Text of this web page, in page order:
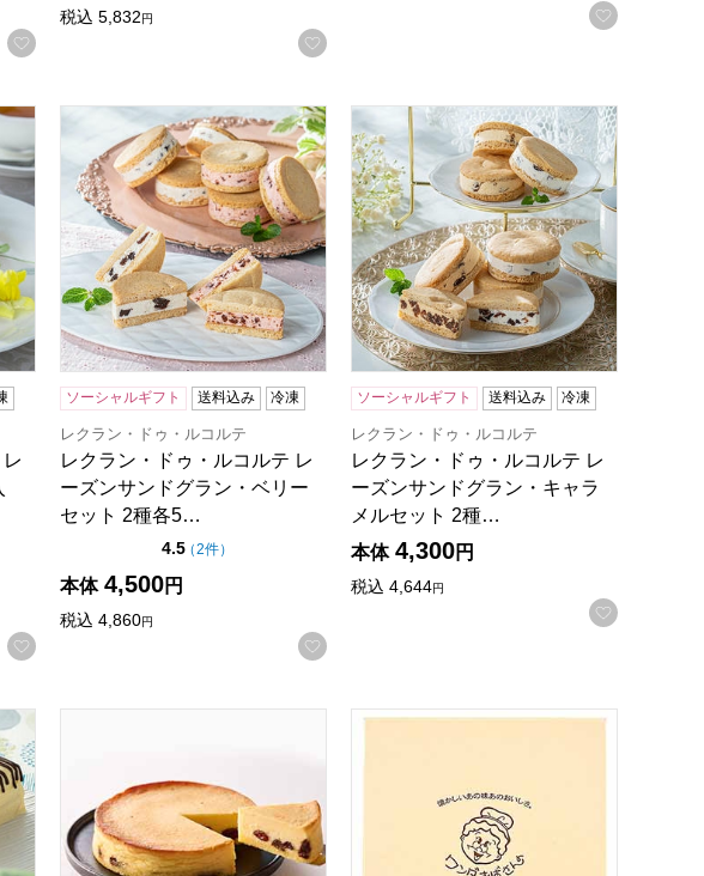
お気に入りに登録する
税込 5,832円
お気に入りに登録する
お気に入
ーズンサンドグラン 10個入【おいしいお取り寄せ】
お気に入りに登録する
レクラン・ドゥ・ルコルテ レーズンサンドグラン・ベリーセット 2種各5
ソーシャルギフト 送料込み 冷凍
レクラン・ドゥ・ルコルテ
レクラン・ドゥ・ルコルテ レ
ーズンサンドグラン・ベリー
セット 2種各5…
4.5点（5点満点中）
（2件の評価
）
本体 4,500円
税込 4,860円
お気に入りに登録する
レクラン・ドゥ・ルコルテ レーズンサ
ソーシャルギフト 送料込み 冷凍
レクラン・ドゥ・ルコルテ
レクラン・ドゥ・ルコルテ レ
ーズンサンドグラン・キャラ
メルセット 2種…
本体 4,300円
税込 4,644円
お気に入
】【おいしいお取り寄せ】
ト)426g【おいしいお取り寄せ】
ホシフルーツ 大人のチーズケーキ 直径12cm【年間ギフト】
ジェイシーシー ワンダおばさんのお店